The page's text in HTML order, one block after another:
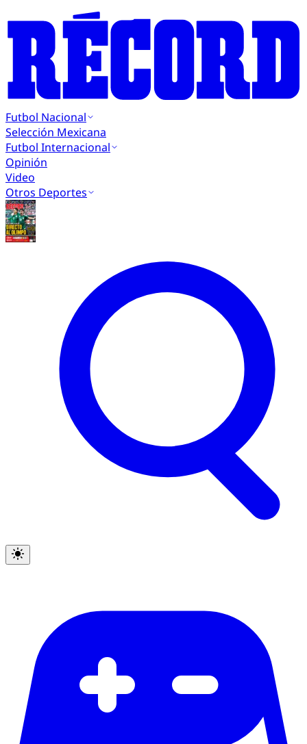
Futbol Nacional
Selección Mexicana
Futbol Internacional
Opinión
Video
Otros Deportes